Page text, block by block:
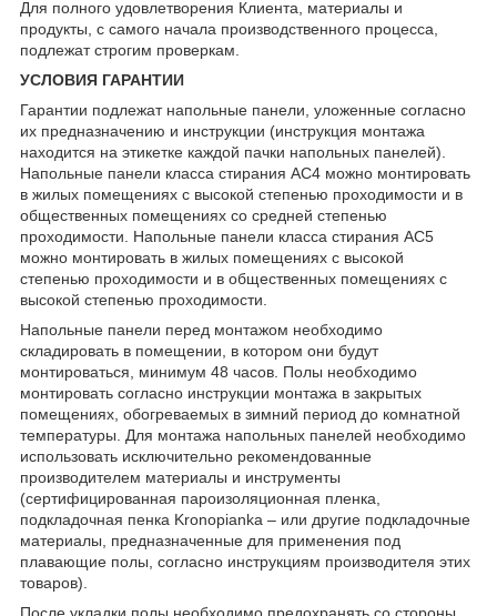
Для полного удовлетворения Клиента, материалы и
продукты, с самого начала производственного процесса,
подлежат строгим проверкам.
УСЛОВИЯ ГАРАНТИИ
Гарантии подлежат напольные панели, уложенные согласно
их предназначению и инструкции (инструкция монтажа
находится на этикетке каждой пачки напольных панелей).
Напольные панели класса стирания AC4 можно монтировать
в жилых помещениях с высокой степенью проходимости и в
общественных помещениях со средней степенью
проходимости. Напольные панели класса стирания AC5
можно монтировать в жилых помещениях с высокой
степенью проходимости и в общественных помещениях с
высокой степенью проходимости.
Напольные панели перед монтажом необходимо
складировать в помещении, в котором они будут
монтироваться, минимум 48 часов. Полы необходимо
монтировать согласно инструкции монтажа в закрытых
помещениях, обогреваемых в зимний период до комнатной
температуры. Для монтажа напольных панелей необходимо
использовать исключительно рекомендованные
производителем материалы и инструменты
(сертифицированная пароизоляционная пленка,
подкладочная пенка Kronopianka – или другие подкладочные
материалы, предназначенные для применения под
плавающие полы, согласно инструкциям производителя этих
товаров).